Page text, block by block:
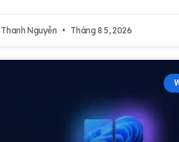
Thanh Nguyễn Tháng 8 5, 2026